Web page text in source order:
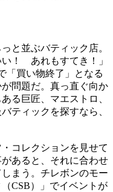
と並ぶバティック店。
！ あれもすてき！」
「買い物終了」となる
問題だ。真っ直ぐ向か
る巨匠、マエストロ、
ティックを探すなら、
コレクションを見せて
あると、それに合わせ
まう。チレボンのモー
CSB）」でイベントが